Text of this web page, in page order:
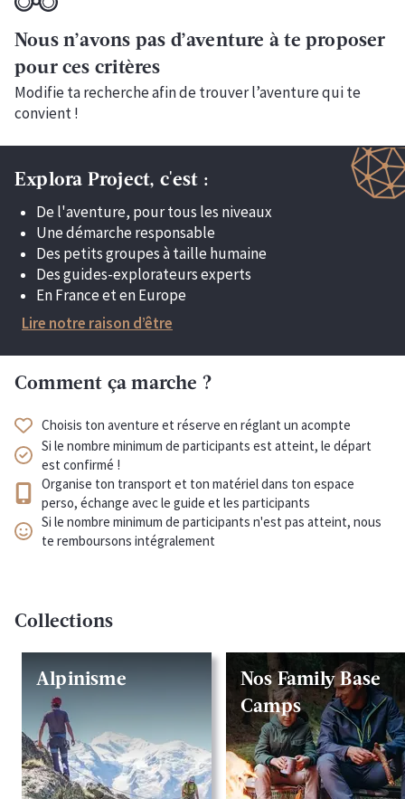
Nous n’avons pas d’aventure à te proposer
pour ces critères
Modifie ta recherche afin de trouver l’aventure qui te
convient !
Explora Project, c'est :
De l'aventure, pour tous les niveaux
Une démarche responsable
Des petits groupes à taille humaine
Des guides-explorateurs experts
En France et en Europe
Lire notre raison d’être
Comment ça marche ?
Choisis ton aventure et réserve en réglant un acompte
Si le nombre minimum de participants est atteint, le départ
est confirmé !
Organise ton transport et ton matériel dans ton espace
perso, échange avec le guide et les participants
Si le nombre minimum de participants n'est pas atteint, nous
te remboursons intégralement
Collections
Alpinisme
Nos Family Base
Camps